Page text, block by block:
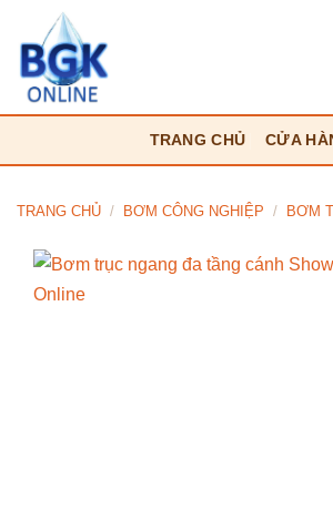
qua
nội
dung
TRANG CHỦ CỬA
TRANG CHỦ / BƠM CÔNG NGHIỆP / BƠM